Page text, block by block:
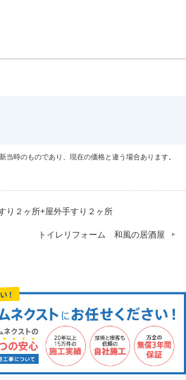
当時のものであり、現在の価格と違う場合あります。
り２ヶ所+屋外手すり２ヶ所
トイレリフォーム 和風の居酒屋